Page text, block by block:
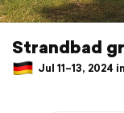
Strandbad
Jul 11–13, 2024